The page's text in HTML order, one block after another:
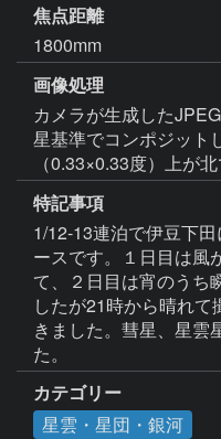
焦点距離
1800mm
画像処理
カメラが生成した
星基準でコンポジット
（0.33×0.33度）上が北
特記事項
1/12-13連泊で伊豆下
ースです。１日目は風
て、２日目は宵のうち
したが21時から晴れ
きました。彗星、星雲
た。
カテゴリー
星雲・星団・銀河